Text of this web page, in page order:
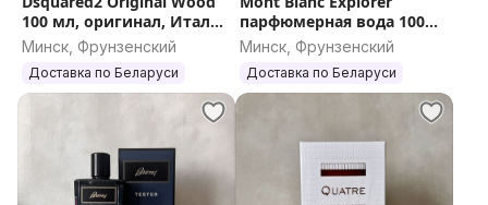
100 мл, оригинал, Италия
(Дискваред Ту
Ориджинал Вуд)
Минск, Фрунзенский
Доставка по Беларуси
парфюмерная вода 100
мл, оригинал, Франция
Минск, Фрунзенский
Доставка по Беларуси